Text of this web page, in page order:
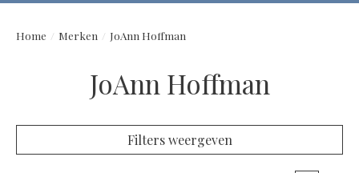
Home / Merken / JoAnn Hoffman
JoAnn Hoffman
Filters weergeven